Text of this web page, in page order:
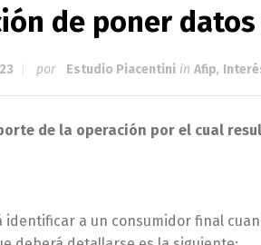
de poner
por Estudio Piacentini in Afip,
de la operación por el cual
identificar a un consumidor final